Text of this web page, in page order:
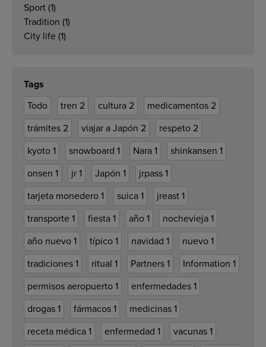
Sport (1)
Tradition (1)
City life (1)
Tags
Todo
tren 2 cultura 2 medicamentos 2
trámites 2 viajar a Japón 2 respeto 2
kyoto 1 snowboard 1 Nara 1 shinkansen 1
onsen 1 jr 1 Japón 1 jrpass 1
tarjeta monedero 1 suica 1 jreast 1
transporte 1 fiesta 1 año 1 nochevieja 1
año nuevo 1 típico 1 navidad 1 nuevo 1
tradiciones 1 ritual 1 Partners 1 Information 1
permisos aeropuerto 1 enfermedades 1
drogas 1 fármacos 1 medicinas 1
receta médica 1 enfermedad 1 vacunas 1